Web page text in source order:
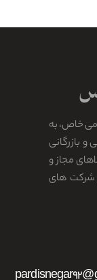
خاص، به
و بازرگانی
مجاز و
شرکت های